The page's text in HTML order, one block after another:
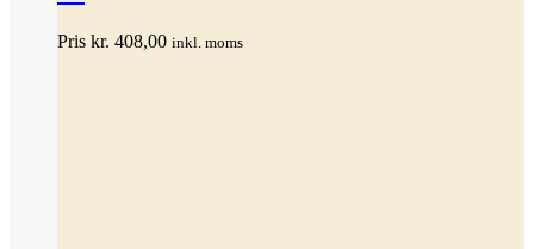
kan
Pris kr. 408,00 inkl. moms